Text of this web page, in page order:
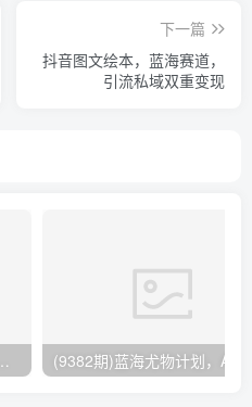
下一篇
抖音图文绘本，蓝海赛道，
引流私域双重变现
课程(更新4月)